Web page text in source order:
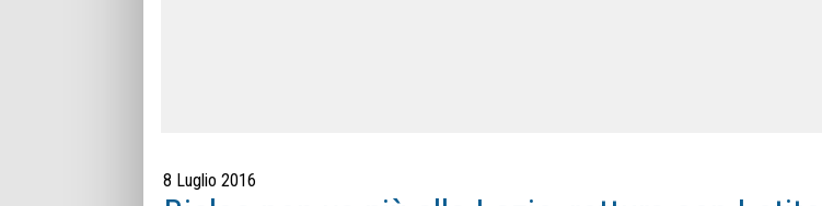
8 Luglio 2016